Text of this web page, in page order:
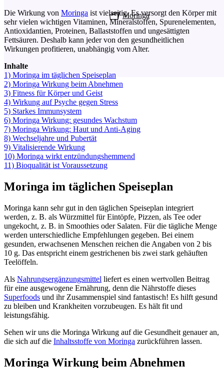
Moringa
Die Wirkung von Moringa ist vielseitig. Es versorgt den Körper mit
sehr vielen wichtigen Vitaminen, Mineralstoffen, Spurenelementen,
Antioxidantien, Proteinen, Ballaststoffen und ungesättigten
Fettsäuren. Deshalb kann jeder von den gesundheitlichen
Wirkungen profitieren, unabhängig vom Alter.
Inhalte
1) Moringa im täglichen Speiseplan
2) Moringa Wirkung beim Abnehmen
3) Fitness für Körper und Geist
4) Wirkung auf Psyche gegen Stress
5) Starkes Immunsystem
6) Moringa Wirkung: gesundes Wachstum
7) Moringa Wirkung: Haut und Anti-Aging
8) Wechseljahre und Pubertät
9) Vitalisierende Wirkung
10) Moringa wirkt entzündungshemmend
11) Bioqualität ist Voraussetzung
Moringa im täglichen Speiseplan
Moringa kann sehr gut in den täglichen Speiseplan integriert
werden, z. B. als Würzmittel für Eintöpfe, Pizzen, als Tee oder
ungekocht, z. B. in Smoothies oder Salaten. Für die tägliche Menge
werden unterschiedliche Empfehlungen gegeben. Bei einem
gesunden, erwachsenen Menschen reichen die Angaben von 2 bis
10 g. Das entspricht einem gestrichenen bis zwei stark gehäuften
Teelöffeln.
Als Nahrungsergänzungsmittel liefert es einen wertvollen Beitrag
für eine ausgewogene Ernährung, denn die Nährstoffe dieses
Superfoods und ihr Zusammenspiel sind fantastisch! Es hilft gesund
zu bleiben und Krankheiten vorzubeugen. Es hält fit und
leistungsfähig.
Sehen wir uns die Moringa Wirkung auf die Gesundheit genauer an,
die sich auf die Inhaltsstoffe von Moringa zurückführen lassen.
Moringa Wirkung beim Abnehmen